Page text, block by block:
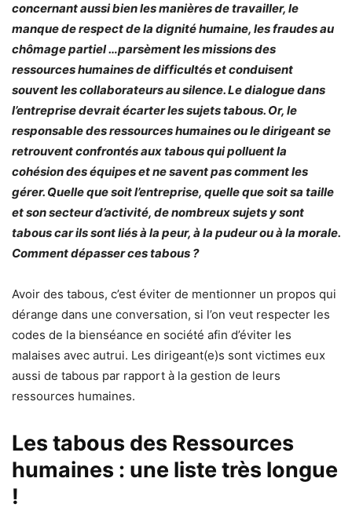
concernant aussi bien les manières de travailler, le
manque de respect de la dignité humaine, les fraudes au
chômage partiel …parsèment les missions des
ressources humaines de difficultés et conduisent
souvent les collaborateurs au silence. Le dialogue dans
l’entreprise devrait écarter les sujets tabous. Or, le
responsable des ressources humaines ou le dirigeant se
retrouvent confrontés aux tabous qui polluent la
cohésion des équipes et ne savent pas comment les
gérer. Quelle que soit l’entreprise, quelle que soit sa taille
et son secteur d’activité, de nombreux sujets y sont
tabous car ils sont liés à la peur, à la pudeur ou à la morale.
Comment dépasser ces tabous ?
Avoir des tabous, c’est éviter de mentionner un propos qui
dérange dans une conversation, si l’on veut respecter les
codes de la bienséance en société afin d’éviter les
malaises avec autrui. Les dirigeant(e)s sont victimes eux
aussi de tabous par rapport à la gestion de leurs
ressources humaines.
Les tabous des Ressources
humaines : une liste très longue
!